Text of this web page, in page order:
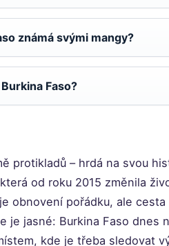
známá svými mangy?
Faso?
protikladů – hrdá na svou
od roku 2015 změnila
obnovení pořádku, ale
je jasné: Burkina Faso dnes
kde je třeba sledovat